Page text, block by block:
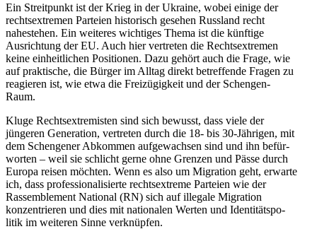
Ein Streit­punkt ist der Krieg in der Ukraine, wobei einige der
rechts­extremen Parteien histo­risch gesehen Russland recht
nahestehen. Ein weiteres wichtiges Thema ist die künftige
Ausrichtung der EU. Auch hier vertreten die Rechts­extremen
keine einheit­lichen Positionen. Dazu gehört auch die Frage, wie
auf praktische, die Bürger im Alltag direkt betref­fende Fragen zu
reagieren ist, wie etwa die Freizü­gigkeit und der Schengen-
Raum.
Kluge Rechts­extre­misten sind sich bewusst, dass viele der
jüngeren Generation, vertreten durch die 18- bis 30-Jährigen, mit
dem Schen­gener Abkommen aufge­wachsen sind und ihn befür­
worten – weil sie schlicht gerne ohne Grenzen und Pässe durch
Europa reisen möchten. Wenn es also um Migration geht, erwarte
ich, dass profes­sio­na­li­sierte rechts­extreme Parteien wie der
Rassem­blement National (RN) sich auf illegale Migration
konzen­trieren und dies mit natio­nalen Werten und Identi­täts­po­
litik im weiteren Sinne verknüpfen.